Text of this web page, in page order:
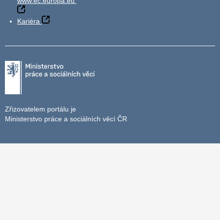
Kariéra
Zřizovatelem portálu je
Ministerstvo práce a sociálních věcí ČR